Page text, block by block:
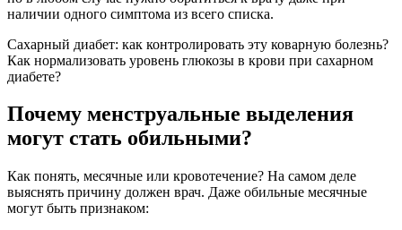
наличии одного симптома из всего списка.
Сахарный диабет: как контролировать эту коварную болезнь?
Как нормализовать уровень глюкозы в крови при сахарном
диабете?
Почему менструальные выделения
могут стать обильными?
Как понять, месячные или кровотечение? На самом деле
выяснять причину должен врач. Даже обильные месячные
могут быть признаком: